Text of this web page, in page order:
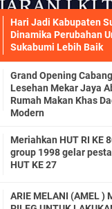
Hari Jadi Kabupaten
Dinamika Perubahan
Sukabumi Lebih Baik
Grand Opening
Lesehan Mekar Jaya
Rumah Makan Khas
Modern
Meriahkan HUT RI KE
group 1998 gelar
HUT KE 27
ARIE MELANI (AMEL )